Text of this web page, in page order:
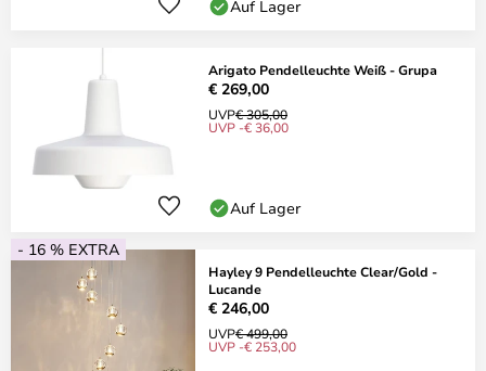
Auf Lager
Arigato Pendelleuchte Weiß - Grupa
€ 269,00
UVP€ 305,00
UVP -€ 36,00
Auf Lager
- 16 % EXTRA
Hayley 9 Pendelleuchte Clear/Gold -
Lucande
€ 246,00
UVP€ 499,00
UVP -€ 253,00